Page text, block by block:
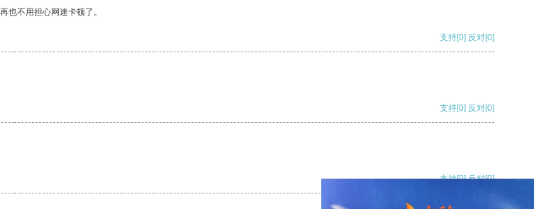
也不用担心网速卡顿了。
支持[0] 反对[0]
支持[0] 反对[0]
支持[0] 反对[0]